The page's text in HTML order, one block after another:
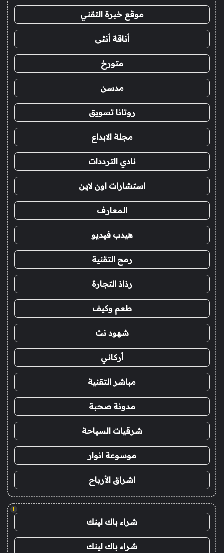
موقع خبرة التقني
أناقة أنثى
متورخ
مدسن
روتانا تسويق
مجلة الابداع
نادي الترددات
استشارات اون لاين
المعارف
هيدب فيديو
رمح التقنية
رذاذ التجارة
طعم وكيف
شهود نت
أركاني
مباشر التقنية
مدونة صحبة
شرقيات السياحة
موسوعة انوار
اشراق الأرباح
!
شراء باك لينك
شراء باك لينك